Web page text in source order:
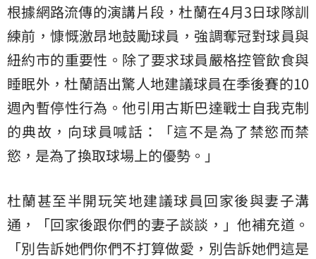
根據網路流傳的演講片段，杜蘭在4月3日球隊訓
練前，慷慨激昂地鼓勵球員，強調奪冠對球員與
紐約市的重要性。除了要求球員嚴格控管飲食與
睡眠外，杜蘭語出驚人地建議球員在季後賽的10
週內暫停性行為。他引用古斯巴達戰士自我克制
的典故，向球員喊話：「這不是為了禁慾而禁
慾，是為了換取球場上的優勢。」
杜蘭甚至半開玩笑地建議球員回家後與妻子溝
通，「回家後跟你們的妻子談談，」他補充道。
「別告訴她們你們不打算做愛，別告訴她們這是